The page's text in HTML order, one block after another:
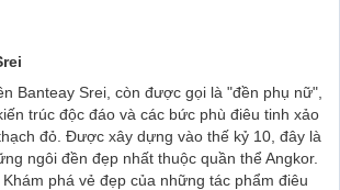
Banteay Srei, còn được gọi là "đền phụ nữ",
trúc độc đáo và các bức phù điêu tinh xảo
đỏ. Được xây dựng vào thế kỷ 10, đây là
ngôi đền đẹp nhất thuộc quần thể Angkor.
Khám phá vẻ đẹp của những tác phẩm điêu